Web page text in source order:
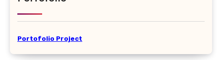
Portofolio Project